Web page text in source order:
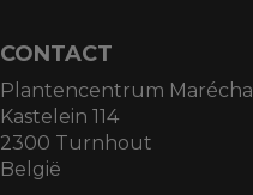
CONTACT
Plantencentrum Maréchal
Kastelein 114
2300 Turnhout
België